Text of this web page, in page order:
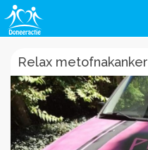
Relax metofnakanker